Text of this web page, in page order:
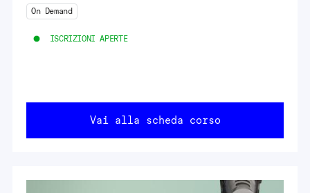
On Demand
ISCRIZIONI APERTE
Vai alla scheda corso